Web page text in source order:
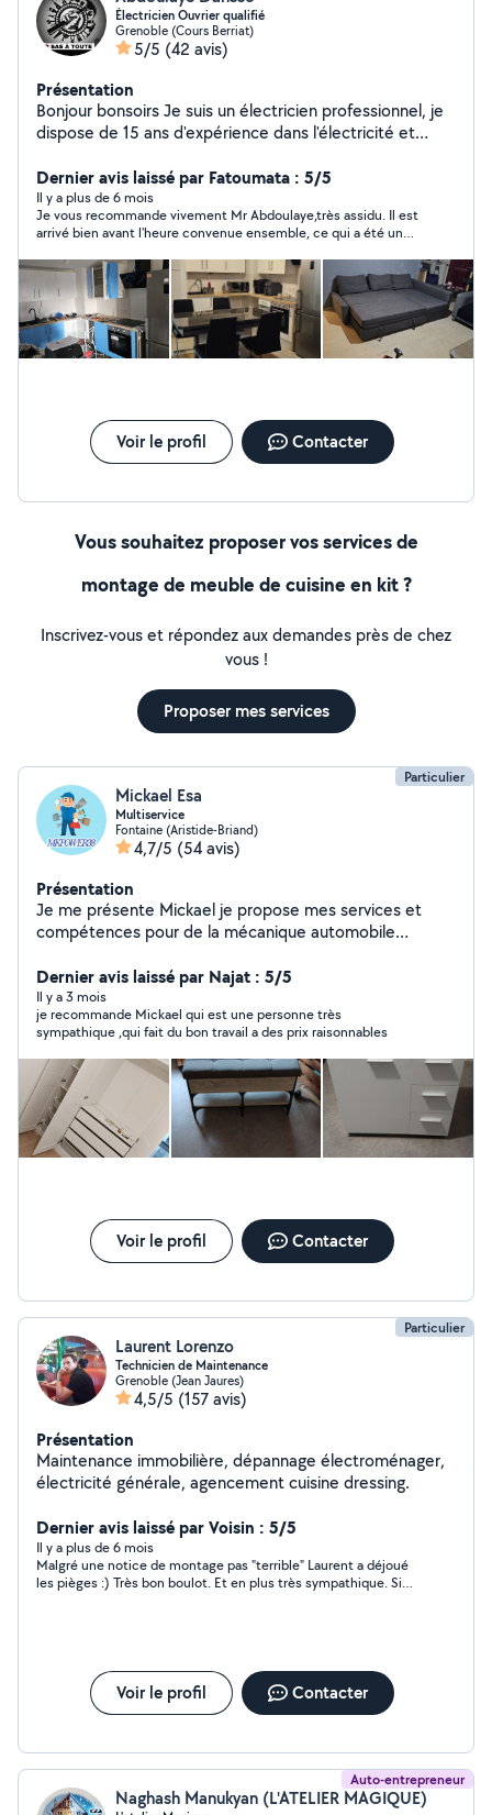
Électricien Ouvrier qualifié
Grenoble (Cours Berriat)
5/5 (42 avis)
Présentation
Bonjour bonsoirs Je suis un électricien professionnel, je
dispose de 15 ans d'expérience dans l'électricité et
vous propose mes services - Bricolage - Fixation murale,
carlage, plafonnier et placot - Fixation de ventilateur,
lustre, suspension etc... - Neuf - Rénovation -
dépannage électrique - Changement des plaques de
cuisson ÉLECT ou GAZ - Changement des lustres ,
suspensions, prises et ampoules - Remplacement des
tableaux elec - Fixation des tringles à rideaux - Fixation
de parois douche - Fixation de store banne - Fixation
des étagères - Montage de lit , table - travail simple ou
pieuvres électriques traçage et câblage du RDC à la Fin
sans ascenseur . - Débarquement et déchargement des
Dernier avis laissé par Fatoumata : 5/5
Il y a plus de 6 mois
Je vous recommande vivement Mr Abdoulaye,très assidu. Il est
arrivé bien avant l'heure convenue ensemble, ce qui a été un
colis après livraison de ce dernier au pied de l'immeuble. Mon
meuble machine à laver a également été monté par ses
precieux soins,il est très soigneux ,attentif, bienveillant et très
à l'ecoute. Je suis très satisfaite de la prestation et n’hésiterai
pas à lui faire appel une nouvelle fois ,le tarif aussi est très
raisonnable. À bientôt.
Voir le profil Contacter
Vous souhaitez proposer vos services de
montage de meuble de cuisine en kit ?
Inscrivez-vous et répondez aux demandes près de chez
vous !
Proposer mes services
Particulier
Mickael Esa
Multiservice
Fontaine (Aristide-Briand)
4,7/5 (54 avis)
Présentation
Je me présente Mickael je propose mes services et
compétences pour de la mécanique automobile
meuble déménagement jardinage ect.. je reste à
disposition
Dernier avis laissé par Najat : 5/5
Il y a 3 mois
je recommande Mickael qui est une personne très
sympathique ,qui fait du bon travail a des prix raisonnables
Voir le profil Contacter
Particulier
Laurent Lorenzo
Technicien de Maintenance
Grenoble (Jean Jaures)
4,5/5 (157 avis)
Présentation
Maintenance immobilière, dépannage électroménager,
électricité générale, agencement cuisine dressing.
Dernier avis laissé par Voisin : 5/5
Il y a plus de 6 mois
Malgré une notice de montage pas "terrible" Laurent a déjoué
les pièges :) Très bon boulot. Et en plus très sympathique. Si
Voir le profil Contacter
Auto-entrepreneur
Naghash Manukyan (L'ATELIER MAGIQUE)